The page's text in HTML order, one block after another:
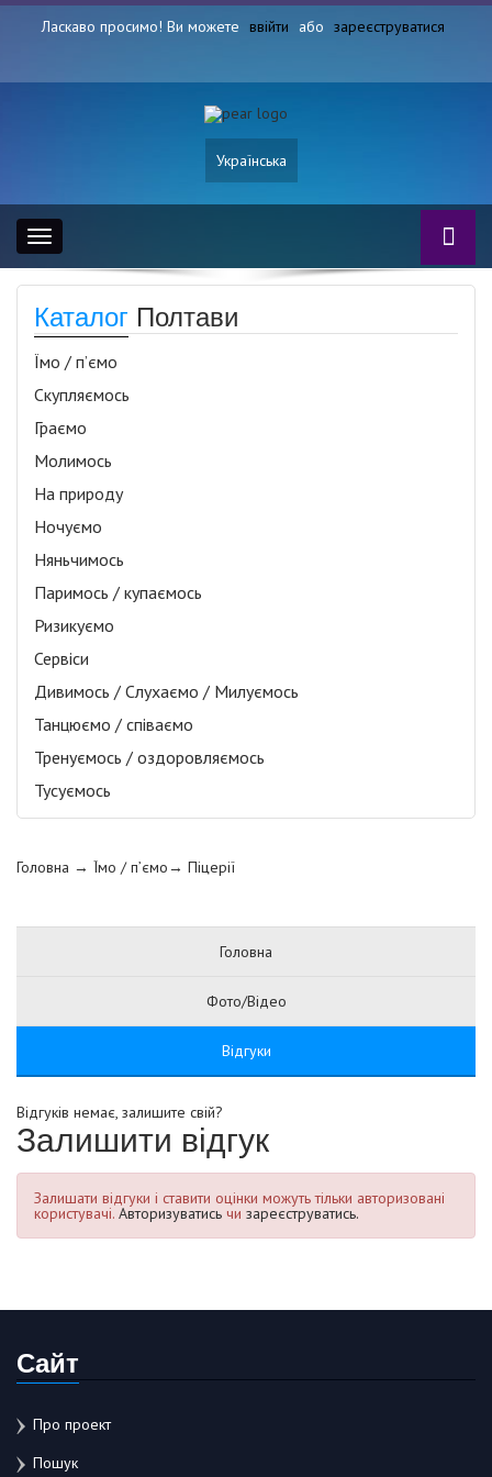
Ласкаво просимо! Ви можете ввійти або зареєструватися
Українська
Toggle
navigation
Каталог Полтави
Їмо / п’ємо
Скупляємось
Граємо
Молимось
На природу
Ночуємо
Няньчимось
Паримось / купаємось
Ризикуємо
Сервіси
Дивимось / Слухаємо / Милуємось
Танцюємо / співаємо
Тренуємось / оздоровляємось
Тусуємось
Головна → Їмо / п’ємо→ Піцерії
Головна
Фото/Відео
Відгуки
Відгуків немає, залишите свій?
Залишити відгук
Залишати відгуки і ставити оцінки можуть тільки авторизовані
користувачі. Авторизуватись чи зареєструватись.
Сайт
Про проект
Пошук